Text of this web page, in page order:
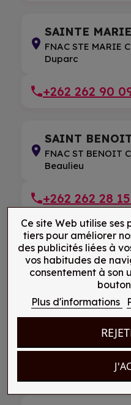
SAINTE
FNAC STE MARIE
Duparc
+262 262 90
SAINT
FNAC ST BENOIT
Beaulieu
+262 262 28
SAINT
FNAC GRAND
de Grand Large
+262 262 71
SAINT
FNAC EPICEA ST
(Epicea) 43 Av des
Ce site Web utilise
tiers pour améliorer
des publicités liées à
vos habitudes de
consentement à son
Plus d'informations